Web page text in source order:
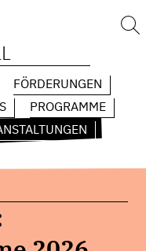
FÖRDERUNGEN
PROGRAMME